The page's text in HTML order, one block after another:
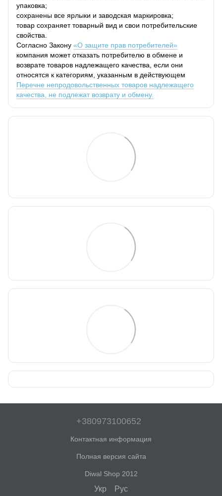
упаковка;
сохранены все ярлыки и заводская маркировка;
товар сохраняет товарный вид и свои потребительские
свойства.
Согласно Закону «О защите прав потребителей»
компания может отказать потребителю в обмене и
возврате товаров надлежащего качества, если они
относятся к категориям, указанным в действующем
Перечне непродовольственных товаров надлежащего
качества, не подлежат возврату и обмену.
+380973100652
Контактная информация
Полная версия сайта
Diwal Shop 2012
Укр Рус